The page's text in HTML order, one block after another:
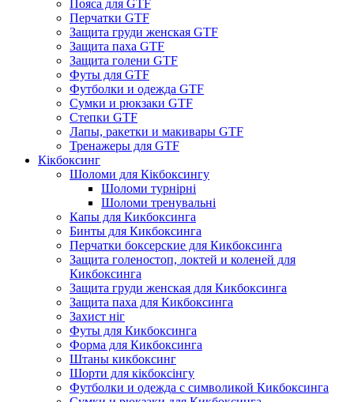
Пояса для GTF
Перчатки GTF
Защита груди женская GTF
Защита паха GTF
Защита голени GTF
Футы для GTF
Футболки и одежда GTF
Сумки и рюкзаки GTF
Степки GTF
Лапы, ракетки и макивары GTF
Тренажеры для GTF
Кікбоксинг
Шоломи для Кікбоксингу
Шоломи турнірні
Шоломи тренувальні
Капы для Кикбоксинга
Бинты для Кикбоксинга
Перчатки боксерские для Кикбоксинга
Защита голеностоп, локтей и коленей для
Кикбоксинга
Защита груди женская для Кикбоксинга
Защита паха для Кикбоксинга
Захист ніг
Футы для Кикбоксинга
Форма для Кикбоксинга
Штаны кикбоксинг
Шорти для кікбоксінгу
Футболки и одежда с символикой Кикбоксинга